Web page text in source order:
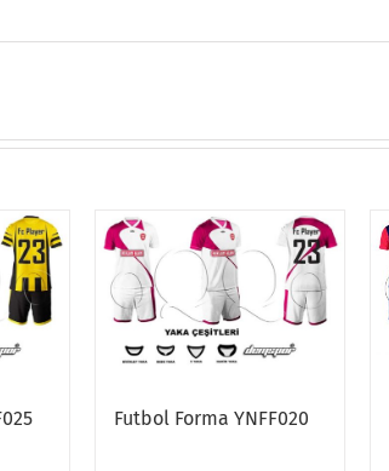
Futbol Forma YNFF020